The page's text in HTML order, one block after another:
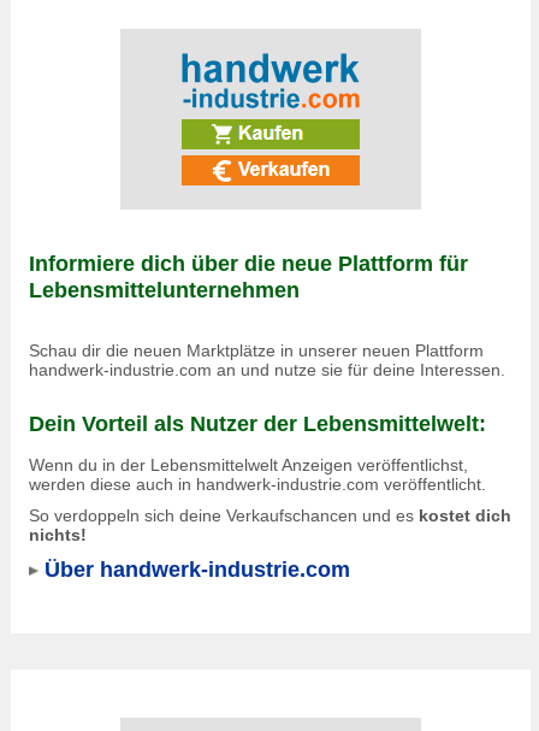
Informiere dich über die neue Plattform für
Lebensmittelunternehmen
Schau dir die neuen Marktplätze in unserer neuen Plattform
handwerk-industrie.com an und nutze sie für deine Interessen.
Dein Vorteil als Nutzer der Lebensmittelwelt:
Wenn du in der Lebensmittelwelt Anzeigen veröffentlichst,
werden diese auch in handwerk-industrie.com veröffentlicht.
So verdoppeln sich deine Verkaufschancen und es kostet dich
nichts!
Über handwerk-industrie.com